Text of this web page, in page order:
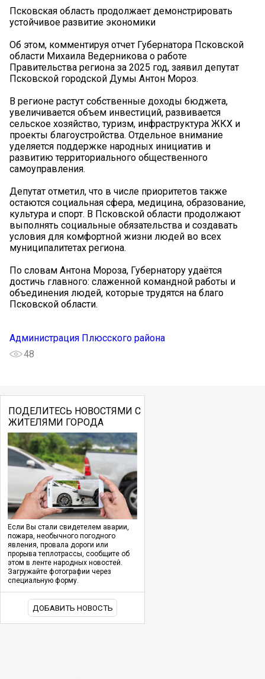
Псковская область продолжает демонстрировать
устойчивое развитие экономики
Об этом, комментируя отчет Губернатора Псковской
области Михаила Ведерникова о работе
Правительства региона за 2025 год, заявил депутат
Псковской городской Думы Антон Мороз.
В регионе растут собственные доходы бюджета,
увеличивается объем инвестиций, развивается
сельское хозяйство, туризм, инфраструктура ЖКХ и
проекты благоустройства. Отдельное внимание
уделяется поддержке народных инициатив и
развитию территориального общественного
самоуправления.
Депутат отметил, что в числе приоритетов также
остаются социальная сфера, медицина, образование,
культура и спорт. В Псковской области продолжают
выполнять социальные обязательства и создавать
условия для комфортной жизни людей во всех
муниципалитетах региона.
По словам Антона Мороза, Губернатору удаётся
достичь главного: слаженной командной работы и
объединения людей, которые трудятся на благо
Псковской области.
Администрация Плюсского района
48
ПОДЕЛИТЕСЬ НОВОСТЯМИ С
ЖИТЕЛЯМИ ГОРОДА
Если Вы стали свидетелем аварии,
пожара, необычного погодного
явления, провала дороги или
прорыва теплотрассы, сообщите об
этом в ленте народных новостей.
Загружайте фотографии через
специальную форму.
ДОБАВИТЬ НОВОСТЬ